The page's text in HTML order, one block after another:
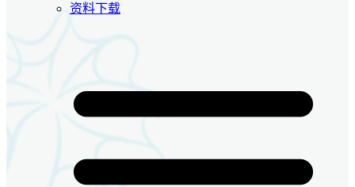
资料下载